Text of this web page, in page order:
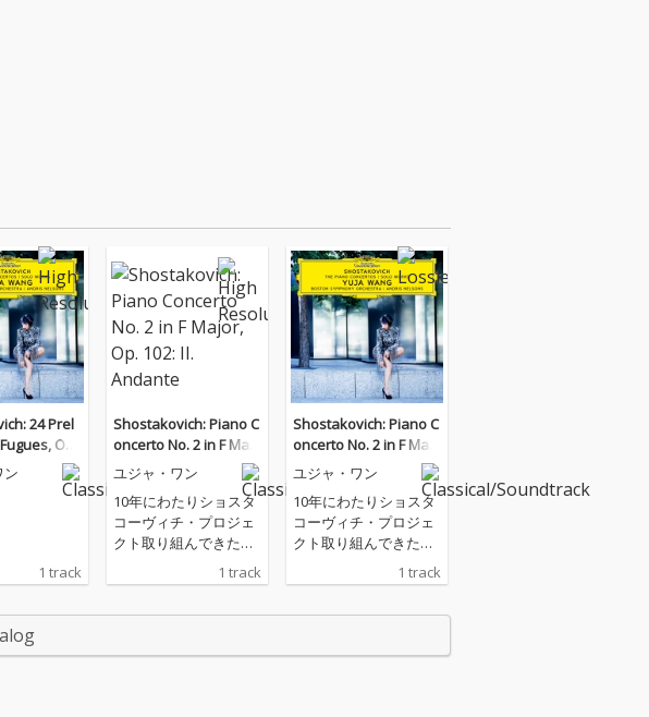
24 Prel
Op.
Prelude in
ン
1 track
Shostakovich: Piano C
oncerto No. 2 in F Majo
r, Op. 102: II. Andante
ユジャ・ワン
10年にわたりショスタ
コーヴィチ・プロジェ
クト取り組んできたア
とボストン交響楽団が
1 track
Shostakovich: Piano C
oncerto No. 2 in F Majo
r, Op. 102: II. Andante
ユジャ・ワン
10年にわたりショスタ
コーヴィチ・プロジェ
クト取り組んできたア
とボストン交響楽団が
1 track